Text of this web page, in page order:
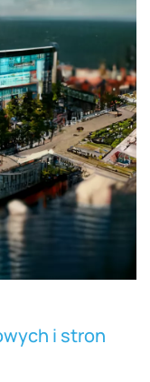
i stron